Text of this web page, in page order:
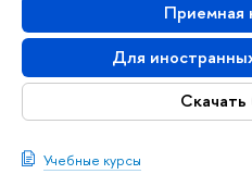
Приемная
Для
Скачать
Учебные курсы